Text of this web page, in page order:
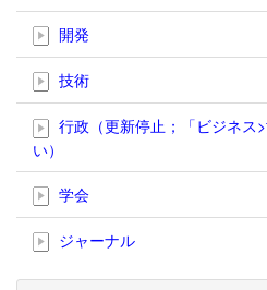
開発
技術
行政（更新停止；「ビジネス
い）
学会
ジャーナル